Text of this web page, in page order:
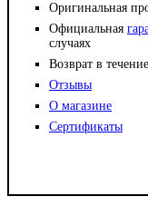
Оригинальная
Официальная
случаях
Возврат в течение
Отзывы
О магазине
Сертификаты